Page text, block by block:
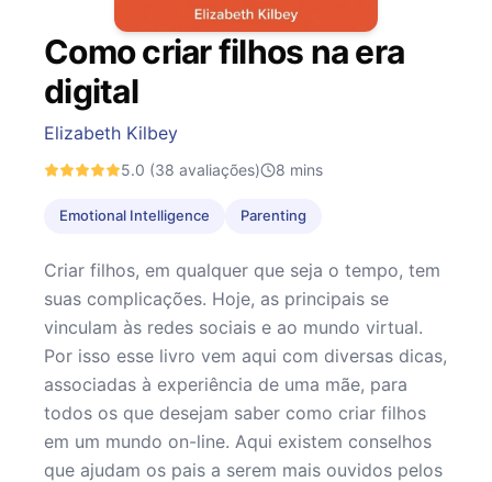
Como criar filhos na era
digital
Elizabeth Kilbey
5.0 (38 avaliações) 8 mins
Emotional Intelligence Parenting
Criar filhos, em qualquer que seja o tempo, tem
suas complicações. Hoje, as principais se
vinculam às redes sociais e ao mundo virtual.
Por isso esse livro vem aqui com diversas dicas,
associadas à experiência de uma mãe, para
todos os que desejam saber como criar filhos
em um mundo on-line. Aqui existem conselhos
que ajudam os pais a serem mais ouvidos pelos